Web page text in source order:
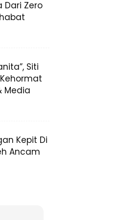
Dari Zero
Siti
Media
Kepit Di
Ancam